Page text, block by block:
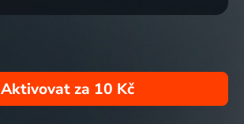
Aktivovat za 10 Kč